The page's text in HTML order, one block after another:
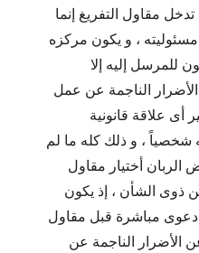
مقاول التفريغ إنما
، و يكون مركزه
للمرسل إليه إلا
الناجمة عن عمل
أى علاقة قانونية
شخصياً ، و ذلك كله ما لم
أختيار مقاول
عن ذوى الشأن ، إذ يكون
دعوى مباشرة قبل مقاول
الأضرار الناجمة عن